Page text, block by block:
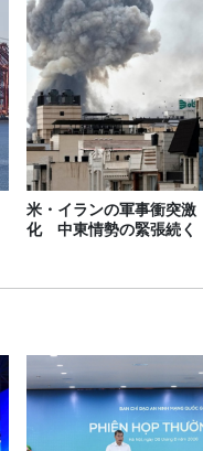
米・イランの軍事衝突激
化 中東情勢の緊張続く